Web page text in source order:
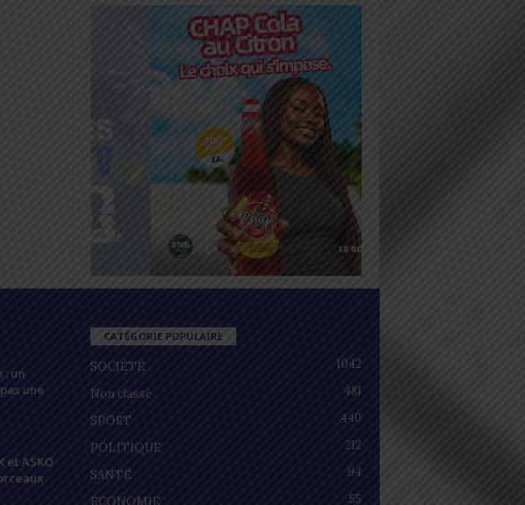
: un
une
et ASKO
CATÉGORIE POPULAIRE
SOCIÉTÉ
1042
Non classé
481
SPORT
440
POLITIQUE
212
SANTÉ
94
55